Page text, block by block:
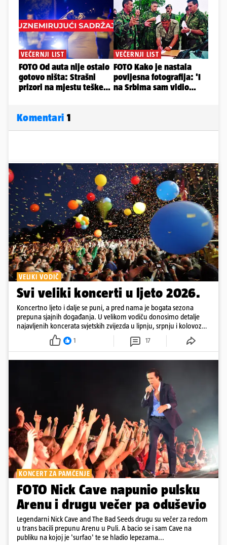
Komentari 1
VELIKI VODIČ
Svi veliki koncerti u ljeto 2026.
Koncertno ljeto i dalje se puni, a pred nama je bogata sezona
prepuna sjajnih događanja. U velikom vodiču donosimo detalje
najavljenih koncerata svjetskih zvijezda u lipnju, srpnju i kolovozu
2026. godine.
1 17
KONCERT ZA PAMĆENJE
FOTO Nick Cave napunio pulsku
Arenu i drugu večer pa oduševio
Legendarni Nick Cave and The Bad Seeds drugu su večer za redom
u trans bacili prepunu Arenu u Puli. A bacio se i sam Cave na
publiku na kojoj je 'surfao' te se hladio lepezama...